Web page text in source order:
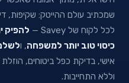
שמכתיב עולם ההייטק: שקיפות,
לכל לקוח של Savey —
להפיק
כיסוי טוב יותר למשפחה, ו
אישי, בדיקת כפל ביטוחים,
וללא התחייבות.